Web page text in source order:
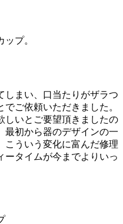
プ。
しまい、口当たりがザラつ
ご依頼いただきました。
しいとご要望頂きましたの
最初から器のデザインの一
こういう変化に富んだ修理
ータイムが今までよりいっ